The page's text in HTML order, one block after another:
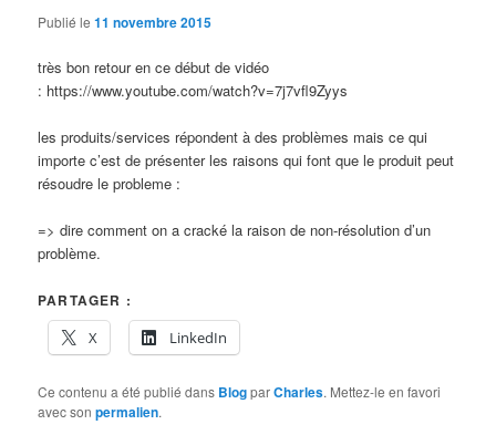
Publié le11 novembre 2015
très bon retour en ce début de vidéo
: https://www.youtube.com/watch?v=7j7vfl9Zyys
les produits/services répondent à des problèmes mais ce qui
importe c’est de présenter les raisons qui font que le produit peut
résoudre le probleme :
=> dire comment on a cracké la raison de non-résolution d’un
problème.
PARTAGER :
X
LinkedIn
Ce contenu a été publié dans BlogparCharles. Mettez-le en favori
avec sonpermalien.